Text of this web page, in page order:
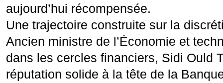
aujourd’hui récompensée.
Une trajectoire construite sur la
Ancien ministre de l’Économie et
dans les cercles financiers, Sidi Ould
réputation solide à la tête de la